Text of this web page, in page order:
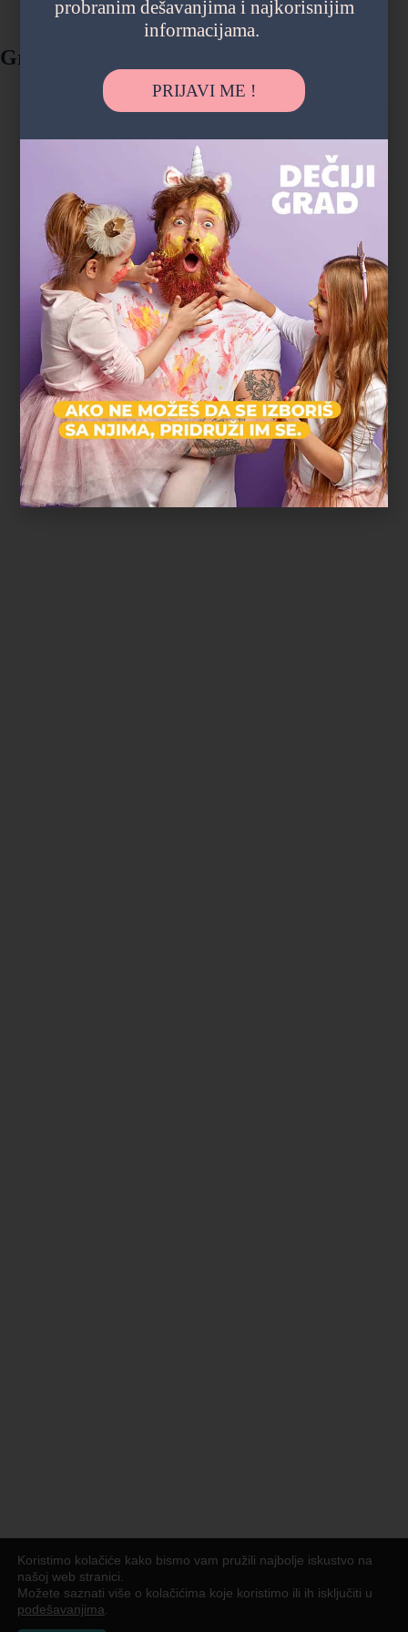
Gradski parkovi i šume
"Deca su satima trčala, istraživala i igrala se,
a čim smo stigli kući su popadali od umora.
Ovo je bio najopušteniji rođendan koji
pamtimo."
Magdalena P.
Zvezdara
Koristimo kolačiće kako bismo vam pružili najbolje iskustvo na
našoj web stranici.
Možete saznati više o kolačićima koje koristimo ili ih isključiti u
podešavanjima
probranim dešavanjima i najkorisnijim
informacijama.
PRIJAVI ME !